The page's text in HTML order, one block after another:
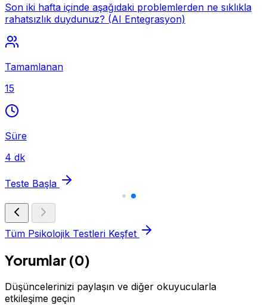
Son iki hafta içinde aşağıdaki problemlerden ne sıklıkla
rahatsızlık duydunuz? (AI Entegrasyon)
Tamamlanan
15
Süre
4 dk
Teste Başla
Tüm Psikolojik Testleri Keşfet
Yorumlar (0)
Düşüncelerinizi paylaşın ve diğer okuyucularla
etkileşime geçin